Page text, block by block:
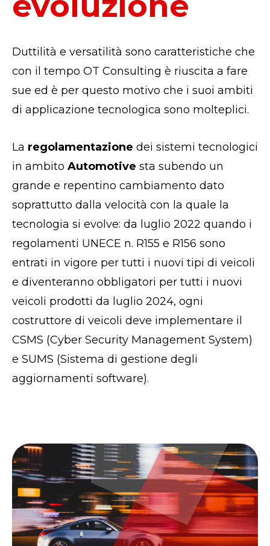
Duttilità e versatilità sono caratteristiche che
con il tempo OT Consulting è riuscita a fare
sue ed è per questo motivo che i suoi ambiti
di applicazione tecnologica sono molteplici.
La regolamentazione dei sistemi tecnologici
in ambito Automotive sta subendo un
grande e repentino cambiamento dato
soprattutto dalla velocità con la quale la
tecnologia si evolve: da luglio 2022 quando i
regolamenti UNECE n. R155 e R156 sono
entrati in vigore per tutti i nuovi tipi di veicoli
e diventeranno obbligatori per tutti i nuovi
veicoli prodotti da luglio 2024, ogni
costruttore di veicoli deve implementare il
CSMS (Cyber ​​Security Management System)
e SUMS (Sistema di gestione degli
aggiornamenti software).